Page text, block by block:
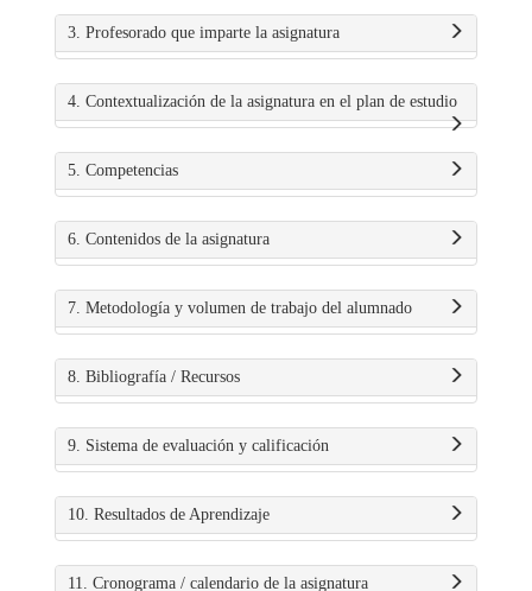
3. Profesorado que imparte la asignatura
4. Contextualización de la asignatura en el plan de estudio
5. Competencias
6. Contenidos de la asignatura
7. Metodología y volumen de trabajo del alumnado
8. Bibliografía / Recursos
9. Sistema de evaluación y calificación
10. Resultados de Aprendizaje
11. Cronograma / calendario de la asignatura